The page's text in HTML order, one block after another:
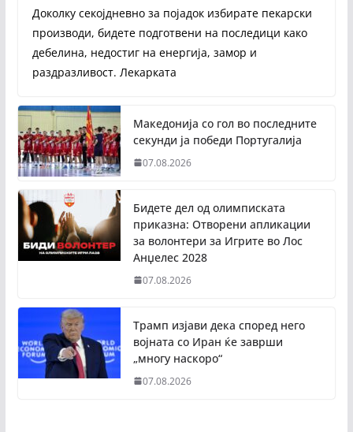
Доколку секојдневно за појадок избирате пекарски
производи, бидете подготвени на последици како
дебелина, недостиг на енергија, замор и
раздразливост. Лекарката
Македонија со гол во последните
секунди ја победи Португалија
07.08.2026
Бидете дел од олимписката
приказна: Отворени апликации
за волонтери за Игрите во Лос
Анџелес 2028
07.08.2026
Трамп изјави дека според него
војната со Иран ќе заврши
„многу наскоро“
07.08.2026